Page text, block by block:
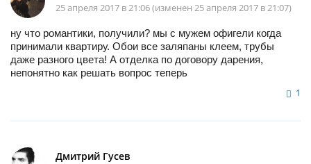
25 апреля 2017 в 21:06 (изменен 25 апреля 2017 в 21:07)
ну что романтики, получили? мы с мужем офигели когда
принимали квартиру. Обои все заляпаны клеем, трубы
даже разного цвета! А отделка по договору дарения,
непонятно как решать вопрос теперь
1
Дмитрий Гусев